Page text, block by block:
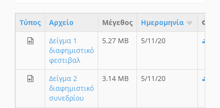
Τύπος Aρχείο Μέγεθος
Ημερομηνία
Δείγμα 1
διαφημιστικό
φεστιβαλ
5.27 MB 5/11/20
Δείγμα 2
διαφημιστικό
συνεδρίου
3.14 MB 5/11/20